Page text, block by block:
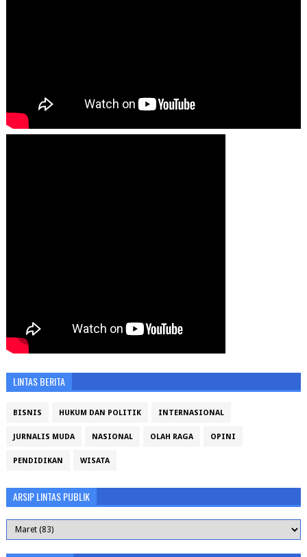
LINTAS BERITA
BISNIS HUKUM DAN POLITIK INTERNASIONAL
JURNALIS MUDA NASIONAL OLAH RAGA OPINI
PENDIDIKAN WISATA
ARSIP LINTAS PUBLIK